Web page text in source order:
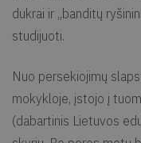
dukrai ir „banditų
studijuoti.
Nuo persekiojimų
mokykloje, įstojo į
(dabartinis Lietuvos